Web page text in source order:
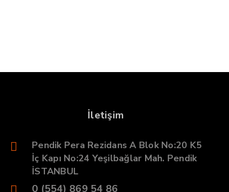
İletişim
Pendik Pera Rezidans A Blok No:20 K5
İç Kapı No:24 Yeşilbağlar Mah. Pendik
İSTANBUL
0 (554) 869 54 86